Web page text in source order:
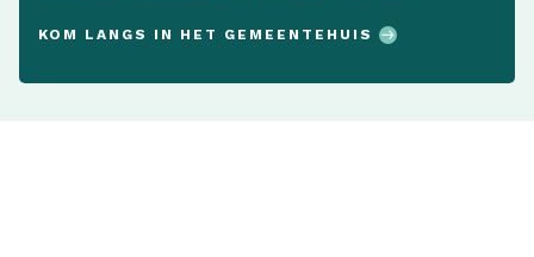
KOM LANGS IN HET GEMEENTEHUIS